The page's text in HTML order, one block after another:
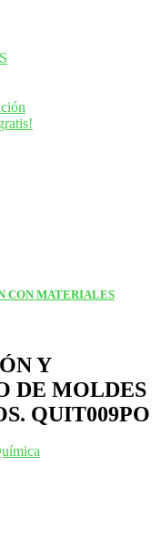
CON MATERIALES
Y
DE MOLDES
QUIT009PO